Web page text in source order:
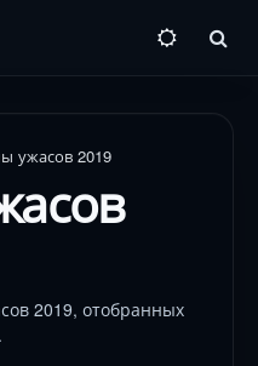
ужасов 2019
2019, отобранных